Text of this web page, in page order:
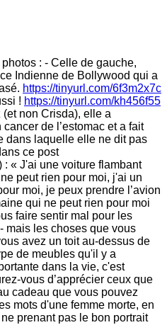
: - Celle de gauche,
Indienne de Bollywood qui a
https://tinyurl.com/6f3m2x7c
! https://tinyurl.com/kh456f55
non Crisda), elle a
de l’estomac et a fait
dans laquelle elle ne dit pas
ce post
: « J'ai une voiture flambant
peut rien pour moi, j'ai un
moi, je peux prendre l’avion
qui ne peut rien pour moi
faire sentir mal pour les
mais les choses que vous
avez un toit au-dessus de
de meubles qu'il y a
dans la vie, c'est
vous d’apprécier ceux que
cadeau que vous pouvez
mots d'une femme morte, en
prenant pas le bon portrait